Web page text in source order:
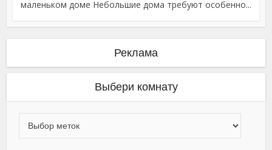
маленьком доме Небольшие дома требуют особенно...
Реклама
Выбери комнату